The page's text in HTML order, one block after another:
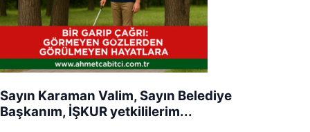
Sayın Karaman Valim, Sayın Belediye
Başkanım, İŞKUR yetkililerim...